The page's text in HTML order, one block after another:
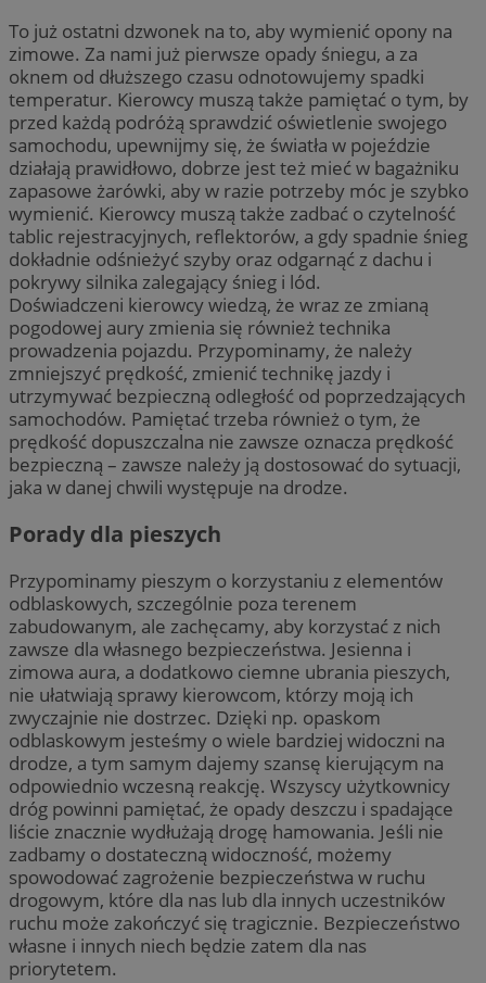
To już ostatni dzwonek na to, aby wymienić opony na
zimowe. Za nami już pierwsze opady śniegu, a za
oknem od dłuższego czasu odnotowujemy spadki
temperatur. Kierowcy muszą także pamiętać o tym, by
przed każdą podróżą sprawdzić oświetlenie swojego
samochodu, upewnijmy się, że światła w pojeździe
działają prawidłowo, dobrze jest też mieć w bagażniku
zapasowe żarówki, aby w razie potrzeby móc je szybko
wymienić. Kierowcy muszą także zadbać o czytelność
tablic rejestracyjnych, reflektorów, a gdy spadnie śnieg
dokładnie odśnieżyć szyby oraz odgarnąć z dachu i
pokrywy silnika zalegający śnieg i lód.
Doświadczeni kierowcy wiedzą, że wraz ze zmianą
pogodowej aury zmienia się również technika
prowadzenia pojazdu. Przypominamy, że należy
zmniejszyć prędkość, zmienić technikę jazdy i
utrzymywać bezpieczną odległość od poprzedzających
samochodów. Pamiętać trzeba również o tym, że
prędkość dopuszczalna nie zawsze oznacza prędkość
bezpieczną – zawsze należy ją dostosować do sytuacji,
jaka w danej chwili występuje na drodze.
Porady dla pieszych
Przypominamy pieszym o korzystaniu z elementów
odblaskowych, szczególnie poza terenem
zabudowanym, ale zachęcamy, aby korzystać z nich
zawsze dla własnego bezpieczeństwa. Jesienna i
zimowa aura, a dodatkowo ciemne ubrania pieszych,
nie ułatwiają sprawy kierowcom, którzy moją ich
zwyczajnie nie dostrzec. Dzięki np. opaskom
odblaskowym jesteśmy o wiele bardziej widoczni na
drodze, a tym samym dajemy szansę kierującym na
odpowiednio wczesną reakcję. Wszyscy użytkownicy
dróg powinni pamiętać, że opady deszczu i spadające
liście znacznie wydłużają drogę hamowania. Jeśli nie
zadbamy o dostateczną widoczność, możemy
spowodować zagrożenie bezpieczeństwa w ruchu
drogowym, które dla nas lub dla innych uczestników
ruchu może zakończyć się tragicznie. Bezpieczeństwo
własne i innych niech będzie zatem dla nas
priorytetem.